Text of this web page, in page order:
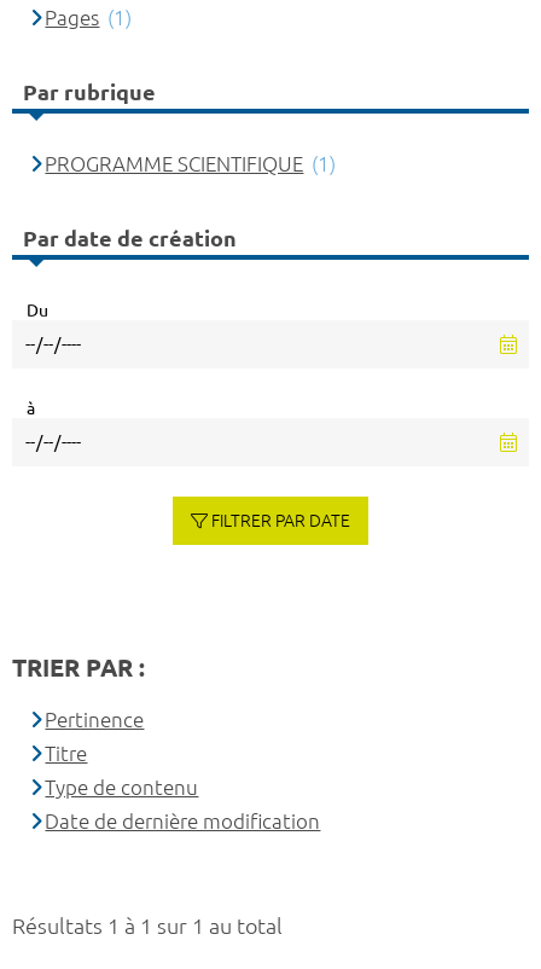
Résultats 1 à 1 sur 1 au total
Pages (1)
Par rubrique
PROGRAMME SCIENTIFIQUE (1)
Par date de création
Du
à
FILTRER PAR DATE
TRIER PAR :
Pertinence
Titre
Type de contenu
Date de dernière modification